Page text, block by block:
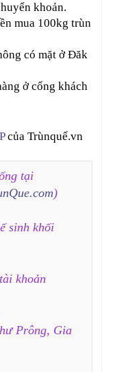
khoản.
mua 100kg trùn
có mặt ở Đăk
ở cổng khách
của Trùnquế.vn
tại
)
sinh khối
khoản
Prông, Gia